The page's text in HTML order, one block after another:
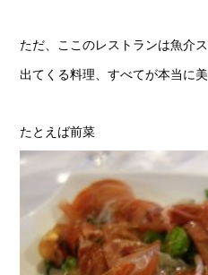
ただ、ここのレストランは魚介
出てくる料理、すべてが本当に美
たとえば前菜